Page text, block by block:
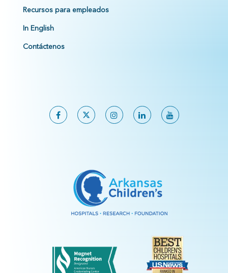
Recursos para empleados
In English
Contáctenos